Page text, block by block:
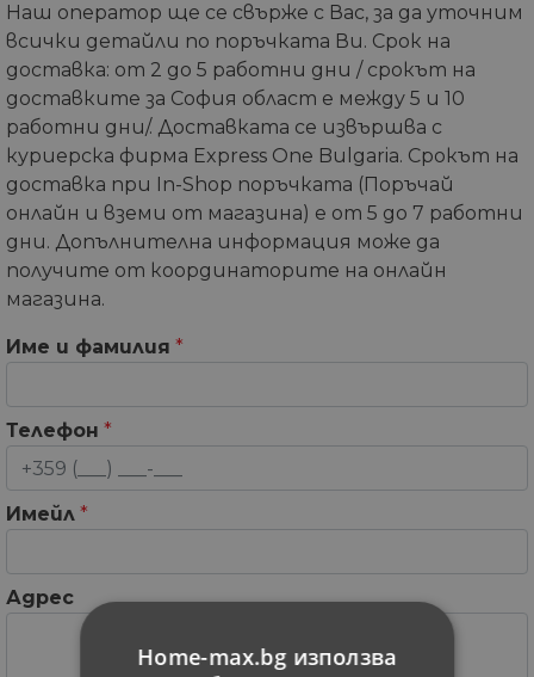
Наш оператор ще се свърже с Вас, за да уточним
всички детайли по поръчката Ви. Срок на
доставка: от 2 до 5 работни дни / срокът на
доставките за София област е между 5 и 10
работни дни/. Доставката се извършва с
куриерска фирма Express One Bulgaria. Срокът на
доставка при In-Shop поръчката (Поръчай
онлайн и вземи от магазина) е от 5 до 7 работни
дни. Допълнителна информация може да
получите от координаторите на онлайн
магазина.
Име и фамилия *
Телефон *
Имейл *
Адрес
Home-max.bg използва